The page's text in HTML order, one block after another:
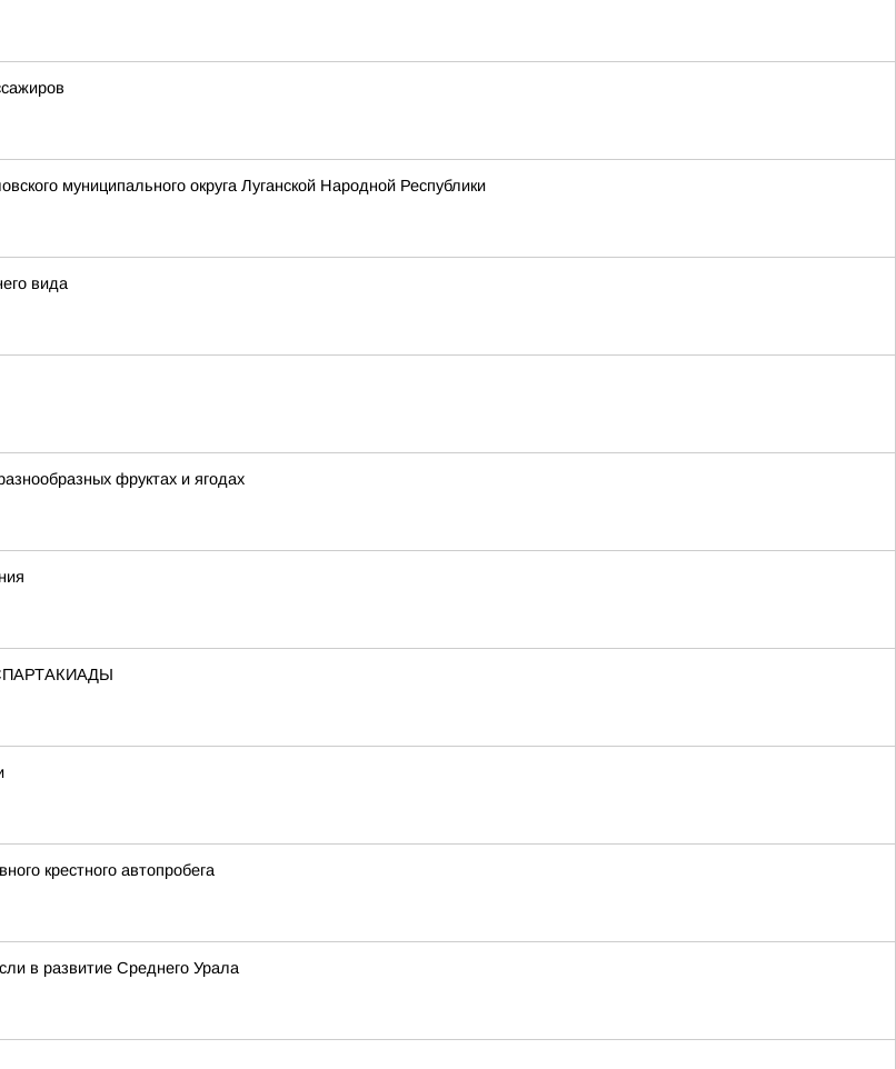
муниципального округа Луганской Народной Республики
вида
фруктах и ягодах
крестного автопробега
в развитие Среднего Урала